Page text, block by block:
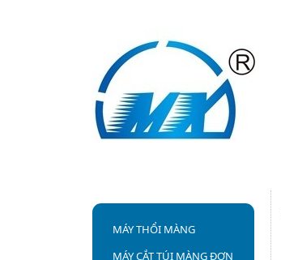
MÁY THỔI MÀNG
MÁY CẮT TÚI MÀNG ĐƠN